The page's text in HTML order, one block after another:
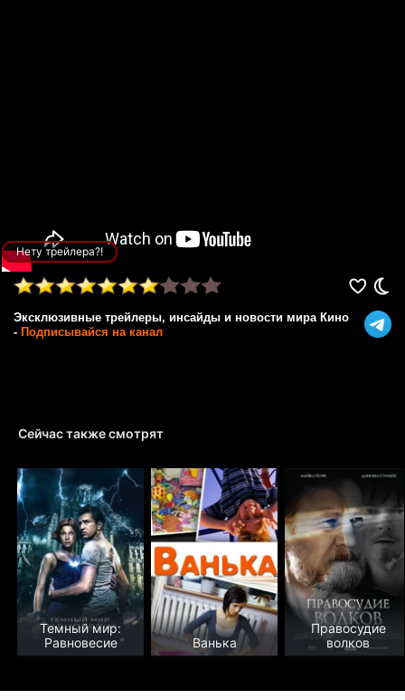
Нету трейлера?!
Эксклюзивные трейлеры, инсайды и новости мира Кино
- Подписывайся на канал
Сейчас также смотрят
Темный мир:
Равновесие
Ванька
Правосудие
волков